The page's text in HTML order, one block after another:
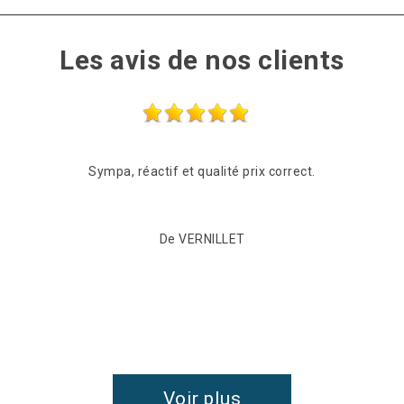
Les avis de nos clients
Sympa, réactif et qualité prix correct.
De VERNILLET
Voir plus